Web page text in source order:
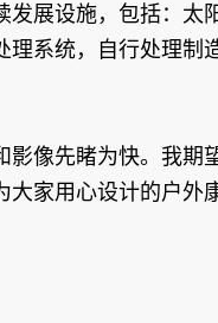
展设施，包括：太
系统，自行处理制
像先睹为快。我期
家用心设计的户外